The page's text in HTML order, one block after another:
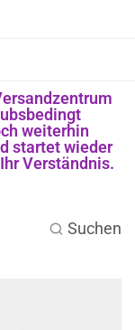
weiterhin
startet wieder
Verständnis.
Suchen